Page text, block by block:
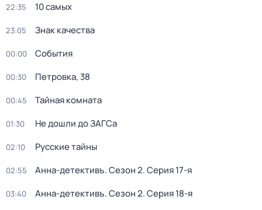
22:35 10 самых
23:05 Знак качества
00:00 События
00:30 Петровка, 38
00:45 Тайная комната
01:30 Не дошли до ЗАГСа
02:10 Русские тайны
02:55 Анна-детективъ. Сезон 2. Серия 17-я
03:40 Анна-детективъ. Сезон 2. Серия 18-я